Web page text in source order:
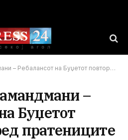
на Буџетот повторно пред пратениците
–
Буџетот
пратениците